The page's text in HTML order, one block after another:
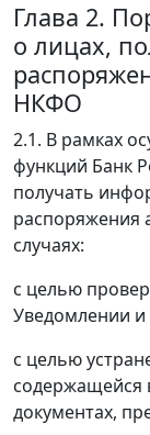
Глава 2.
о лицах,
НКФО
2.1. В рамках
функций Банк
получать
распоряжения
случаях:
с целью
Уведомлении и
с целью
содержащейся
документах,